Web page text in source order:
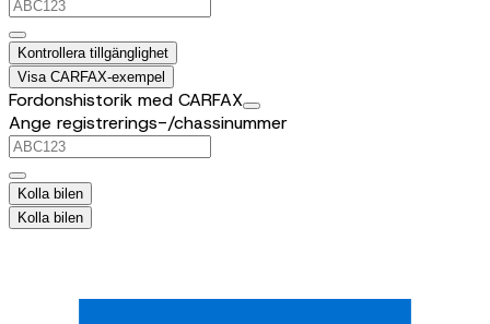
Kontrollera tillgänglighet
Visa CARFAX-exempel
Fordonshistorik med CARFAX
Ange registrerings-/chassinummer
Kolla bilen
Kolla bilen